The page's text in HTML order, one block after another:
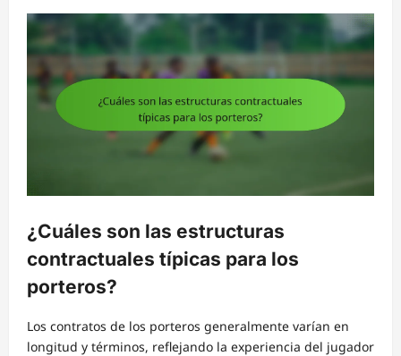
¿Cuáles son las estructuras
contractuales típicas para los
porteros?
Los contratos de los porteros generalmente varían en
longitud y términos, reflejando la experiencia del jugador